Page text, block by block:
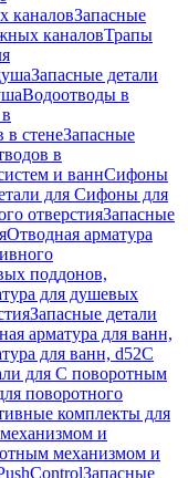
каналовЗапасные
каналовТрапы
Запасные детали
Водоотводы в
в стенеЗапасные
в
и ваннСифоны
для Сифоны для
отверстияЗапасные
Отводная арматура
поддонов,
для душевых
Запасные детали
арматура для ванн,
для ванн, d52С
для С поворотным
поворотного
комплекты для
и
механизмом и
Запасные